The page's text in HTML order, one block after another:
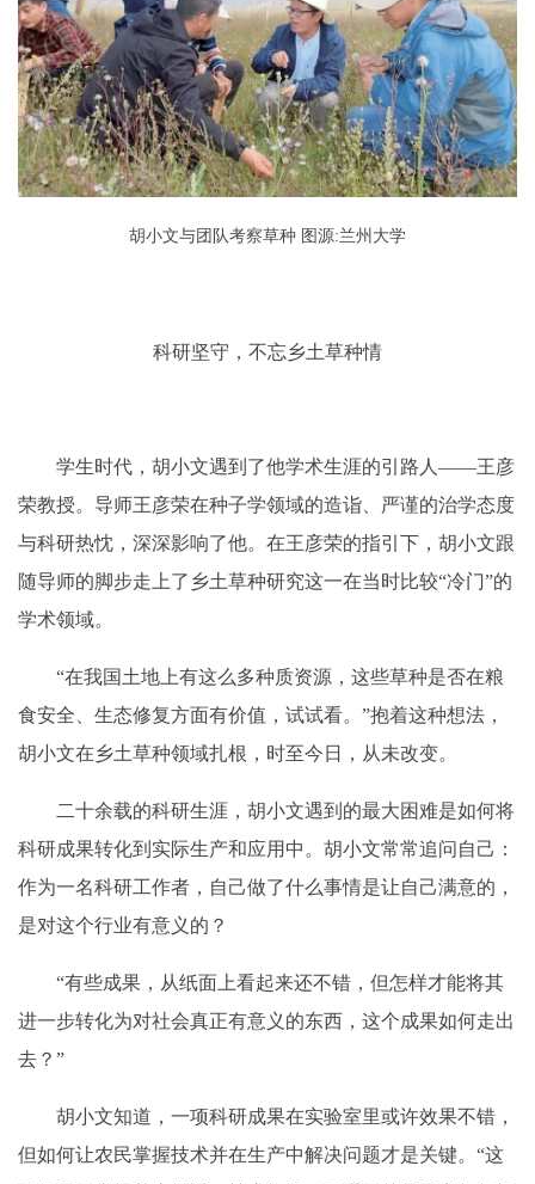
胡小文与团队考察草种 图源:兰州大学
科研坚守，不忘乡土草种情
学生时代，胡小文遇到了他学术生涯的引路人——王彦
荣教授。导师王彦荣在种子学领域的造诣、严谨的治学态度
与科研热忱，深深影响了他。在王彦荣的指引下，胡小文跟
随导师的脚步走上了乡土草种研究这一在当时比较“冷门”的
学术领域。
“在我国土地上有这么多种质资源，这些草种是否在粮
食安全、生态修复方面有价值，试试看。”抱着这种想法，
胡小文在乡土草种领域扎根，时至今日，从未改变。
二十余载的科研生涯，胡小文遇到的最大困难是如何将
科研成果转化到实际生产和应用中。胡小文常常追问自己：
作为一名科研工作者，自己做了什么事情是让自己满意的，
是对这个行业有意义的？
“有些成果，从纸面上看起来还不错，但怎样才能将其
进一步转化为对社会真正有意义的东西，这个成果如何走出
去？”
胡小文知道，一项科研成果在实验室里或许效果不错，
但如何让农民掌握技术并在生产中解决问题才是关键。“这